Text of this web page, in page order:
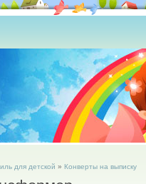
для детской » Конверты на выписку